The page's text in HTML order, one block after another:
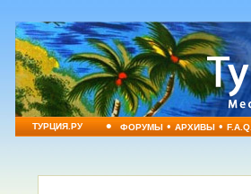
ТУРЦИЯ.РУ • ФОРУМЫ•АРХИВЫ•F.A.Q.